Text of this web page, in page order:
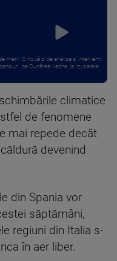
metri O nouă zi de analize și intervenții
pe Dunărea Veche, la Izvoarele
climatice
de fenomene
mai repede decât
devenind
din Spania vor
săptămâni,
regiuni din Italia s-
în aer liber.